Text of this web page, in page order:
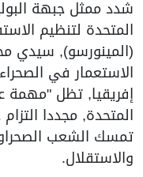
شدد ممثل جبهة
المتحدة لتنظيم
(المينورسو), سيدي
الاستعمار في
إفريقيا, تظل "مهمة
المتحدة, مجددا
تمسك الشعب
والاستقلال.